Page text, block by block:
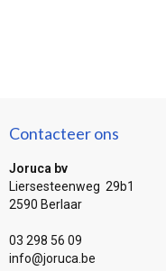
Contacteer ons
Joruca bv
Liersesteenweg 29b1
2590 Berlaar
03 298 56 09
info@joruca.be